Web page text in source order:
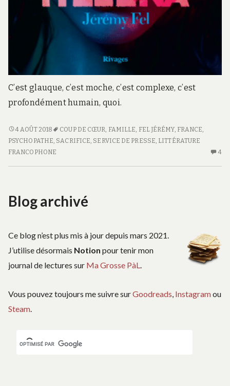
C’est glauque, c’est moche, c’est complexe, c’est
profondément humain, quoi.
HELENA
4 AOÛT 2018 COUP DE CŒUR FAMILLE FEL JÉRÉMY, FRANCE
PSYCHOPATHE SACRIFICE SERVICE DE PRESSE LITTÉRATURE
FRANCOPHONE
4
Blog archivé
Ce blog n’est plus mis à jour depuis mars 2021.
J’utilise désormais Notion pour tenir mon
journal de lectures sur Ma Grosse PàL.
Vous pouvez toujours me suivre surGoodreads, Instagramou
Steam.